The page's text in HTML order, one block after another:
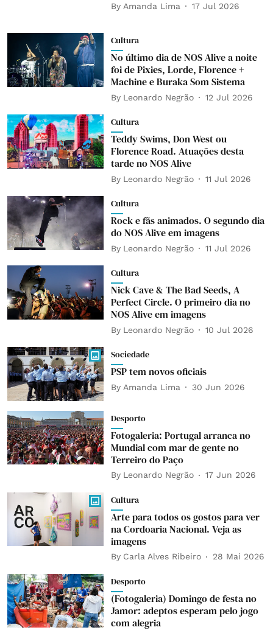
By Amanda Lima 17 Jul 2026
Cultura
No último dia de NOS Alive a noite
foi de Pixies, Lorde, Florence +
Machine e Buraka Som Sistema
By Leonardo Negrão 12 Jul 2026
Cultura
Teddy Swims, Don West ou
Florence Road. Atuações desta
tarde no NOS Alive
By Leonardo Negrão 11 Jul 2026
Cultura
Rock e fãs animados. O segundo dia
do NOS Alive em imagens
By Leonardo Negrão 11 Jul 2026
Cultura
Nick Cave & The Bad Seeds, A
Perfect Circle. O primeiro dia no
NOS Alive em imagens
By Leonardo Negrão 10 Jul 2026
Sociedade
PSP tem novos oficiais
By Amanda Lima 30 Jun 2026
Desporto
Fotogaleria: Portugal arranca no
Mundial com mar de gente no
Terreiro do Paço
By Leonardo Negrão 17 Jun 2026
Cultura
Arte para todos os gostos para ver
na Cordoaria Nacional. Veja as
imagens
By Carla Alves Ribeiro 28 Mai 2026
Desporto
(Fotogaleria) Domingo de festa no
Jamor: adeptos esperam pelo jogo
com alegria